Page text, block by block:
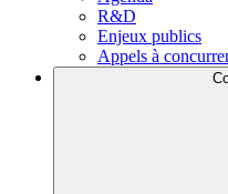
R&D
Enjeux publics
Appels à